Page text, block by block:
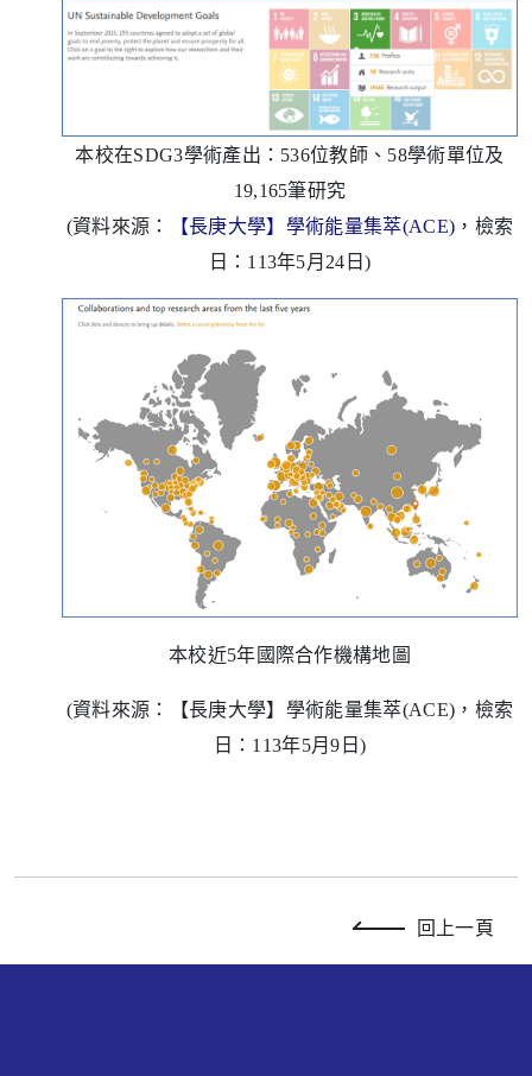
本校在SDG3學術產出： 536位教師、 58學術單位及
19,165筆研究
(資料來源： 【長庚大學】學術能量集萃(ACE) ，檢索
日： 113年5月 24 日)
本校近5年國際合作機構地圖
(資料來源：【長庚大學】學術能量集萃(ACE) ，檢索
日： 113年5月9 日 )
回上一頁